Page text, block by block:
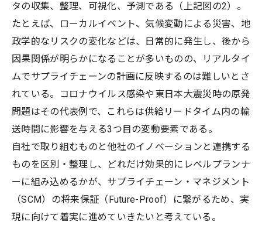
タの収集、整理、可視化、予測である（上記図の2）。
たとえば、ローカルイベント、気候変動による災害、地
政学的なリスクの変化などは、日常的に発生し、後から
因果関係が明らかになることが多いものの、リアルタイ
ムでサプライチェーンの計画に反映するのは難しいとさ
れている。コロナウイルス感染や東日本大震災時の原発
問題はその代表例で、これらは供給リードタイム内の輸
送時間に影響を与える3つ目の変動要素である。
自社で取り組むものと他社のイノベーションと連携する
ものを区別・整理し、どれだけ効果的にレベルプランナ
ーに組み込めるかが、サプライチェーン・マネジメント
（SCM）の将来保証（Future-Proof）に繋がるため、実
現に向けて着実に進めていきたいと考えている。